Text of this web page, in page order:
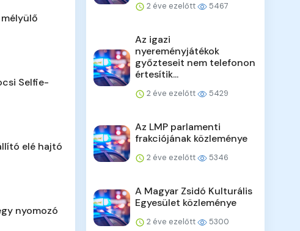
Selfie-
elé hajtó
nyomozó
2 éve ezelőtt 5467
Az igazi
nyereményjátékok
győzteseit nem telefonon
értesítik...
2 éve ezelőtt 5429
Az LMP parlamenti
frakciójának közleménye
2 éve ezelőtt 5346
A Magyar Zsidó Kulturális
Egyesület közleménye
2 éve ezelőtt 5300